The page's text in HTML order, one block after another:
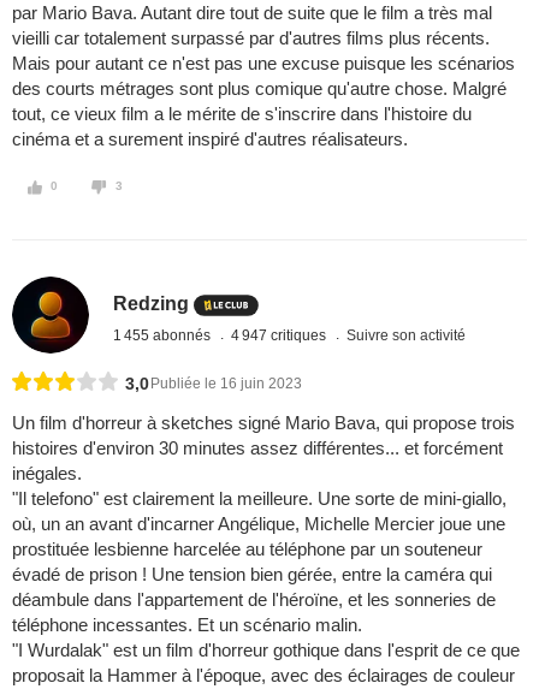
par Mario Bava. Autant dire tout de suite que le film a très mal
vieilli car totalement surpassé par d'autres films plus récents.
Mais pour autant ce n'est pas une excuse puisque les scénarios
des courts métrages sont plus comique qu'autre chose. Malgré
tout, ce vieux film a le mérite de s'inscrire dans l'histoire du
cinéma et a surement inspiré d'autres réalisateurs.
0 3
Redzing
1 455 abonnés 4 947 critiques Suivre son activité
3,0 Publiée le 16 juin 2023
Un film d'horreur à sketches signé Mario Bava, qui propose trois
histoires d'environ 30 minutes assez différentes... et forcément
inégales.
"Il telefono" est clairement la meilleure. Une sorte de mini-giallo,
où, un an avant d'incarner Angélique, Michelle Mercier joue une
prostituée lesbienne harcelée au téléphone par un souteneur
évadé de prison ! Une tension bien gérée, entre la caméra qui
déambule dans l'appartement de l'héroïne, et les sonneries de
téléphone incessantes. Et un scénario malin.
"I Wurdalak" est un film d'horreur gothique dans l'esprit de ce que
proposait la Hammer à l'époque, avec des éclairages de couleur